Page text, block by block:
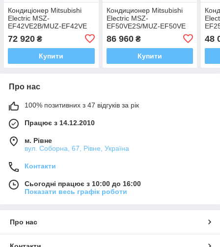
Кондиціонер Mitsubishi
Electric MSZ-
EF42VE2B/MUZ-EF42VE
72 920 ₴
Купити
Кондиционер Mitsubishi
Electric MSZ-
EF50VE2S/MUZ-EF50VE
86 960₴
Купити
48
Про нас
100% позитивних з 47 відгуків за рік
Працює з 14.12.2010
м. Рівне
вул. Соборна, 67, Рівне, Україна
Контакти
Сьогодні працює з 10:00 до 16:00
Показати весь графік роботи
Про нас